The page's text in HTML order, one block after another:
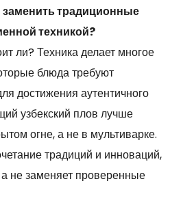
традиционные
техникой?
ли? Техника делает многое
блюда требуют
достижения аутентичного
узбекский плов лучше
огне, а не в мультиварке.
традиций и инноваций,
а не заменяет проверенные